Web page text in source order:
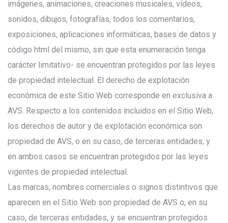
imágenes, animaciones, creaciones musicales, vídeos,
sonidos, dibujos, fotografías, todos los comentarios,
exposiciones, aplicaciones informáticas, bases de datos y
código html del mismo, sin que esta enumeración tenga
carácter limitativo- se encuentran protegidos por las leyes
de propiedad intelectual. El derecho de explotación
económica de este Sitio Web corresponde en exclusiva a
AVS. Respecto a los contenidos incluidos en el Sitio Web,
los derechos de autor y de explotación económica son
propiedad de AVS, o en su caso, de terceras entidades, y
en ambos casos se encuentran protegidos por las leyes
vigentes de propiedad intelectual.
Las marcas, nombres comerciales o signos distintivos que
aparecen en el Sitio Web son propiedad de AVS o, en su
caso, de terceras entidades, y se encuentran protegidos